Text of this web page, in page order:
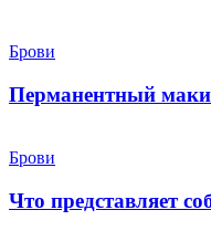
Брови
Перманентный
Брови
Что представляет